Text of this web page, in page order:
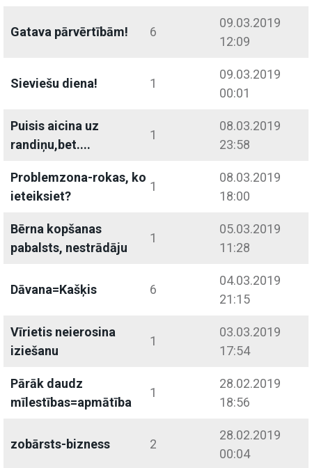
Gatava pārvērtībām! 6
09.03.2019
12:09
Sieviešu diena! 1
09.03.2019
00:01
Puisis aicina uz
randiņu,bet....
1
08.03.2019
23:58
Problemzona-rokas, ko
ieteiksiet?
1
08.03.2019
18:00
Bērna kopšanas
pabalsts, nestrādāju
1
05.03.2019
11:28
Dāvana=Kašķis 6
04.03.2019
21:15
Vīrietis neierosina
iziešanu
1
03.03.2019
17:54
Pārāk daudz
mīlestības=apmātība
1
28.02.2019
18:56
zobārsts-bizness 2
28.02.2019
00:04